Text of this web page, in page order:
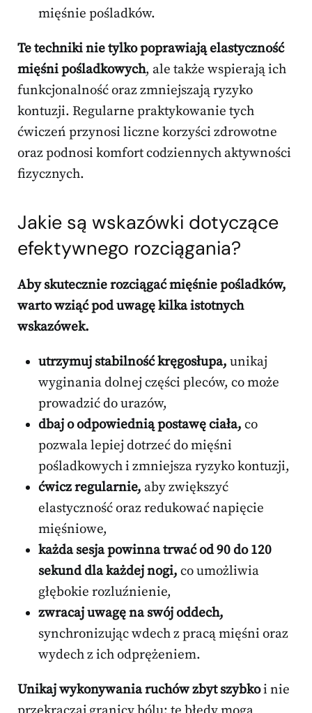
mięśnie pośladków.
Te techniki nie tylko poprawiają elastyczność
mięśni pośladkowych, ale także wspierają ich
funkcjonalność oraz zmniejszają ryzyko
kontuzji. Regularne praktykowanie tych
ćwiczeń przynosi liczne korzyści zdrowotne
oraz podnosi komfort codziennych aktywności
fizycznych.
Jakie są wskazówki dotyczące
efektywnego rozciągania?
Aby skutecznie rozciągać mięśnie pośladków,
warto wziąć pod uwagę kilka istotnych
wskazówek.
utrzymuj stabilność kręgosłupa, unikaj
wyginania dolnej części pleców, co może
prowadzić do urazów,
dbaj o odpowiednią postawę ciała, co
pozwala lepiej dotrzeć do mięśni
pośladkowych i zmniejsza ryzyko kontuzji,
ćwicz regularnie, aby zwiększyć
elastyczność oraz redukować napięcie
mięśniowe,
każda sesja powinna trwać od 90 do 120
sekund dla każdej nogi, co umożliwia
głębokie rozluźnienie,
zwracaj uwagę na swój oddech,
synchronizując wdech z pracą mięśni oraz
wydech z ich odprężeniem.
Unikaj wykonywania ruchów zbyt szybkoi nie